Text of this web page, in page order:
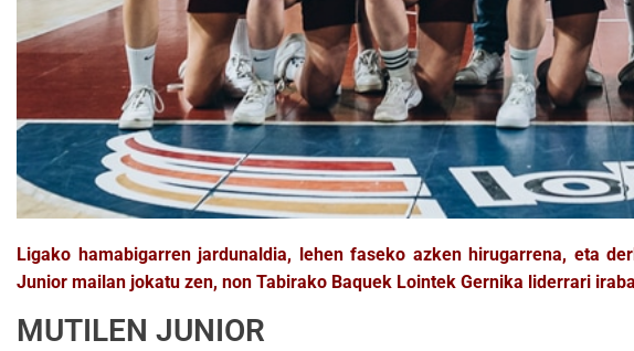
Ligako hamabigarren jardunaldia, lehen faseko azken hirugarrena, eta
Junior mailan jokatu zen, non Tabirako Baquek Lointek Gernika liderrari
MUTILEN JUNIOR